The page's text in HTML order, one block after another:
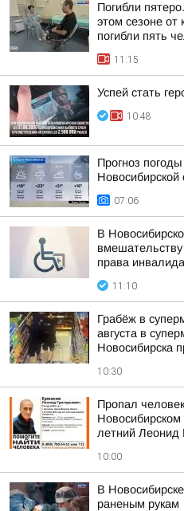
Погибли
этом сезоне от
погибли пять
11:15
Успей стать
10:48
Прогноз
Новосибирской
07:06
В
права инвалида
11:10
Грабёж в
августа в
Новосибирска
10:30
Пропал
летний Леонид
10:00
В
раненым рукам